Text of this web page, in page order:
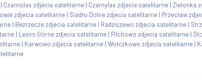
| Czarnolas zdjecia satelitarne | Czarnylas zdjecia satelitarne | Zielonka
zdjecia satelitarne | Siadło Dolne zdjecia satelitarne | Przecław
| Bezrzecze zdjecia satelitarne | Radziszewo zdjecia satelitarne |
| Leśno Górne zdjecia satelitarne | Pilchowo zdjecia satelitarne |
| Karwowo zdjecia satelitarne | Wołczkowo zdjecia satelitarne |